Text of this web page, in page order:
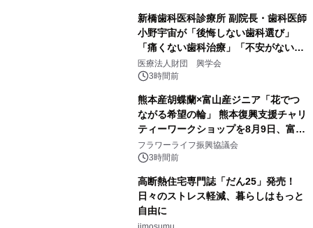
新橋歯科医科診療所 副院長・歯科医師
小野宇宙が「後悔しない歯科選び」
「痛くない歯科治療」「不安がない治
療計画」をテーマに専門監修
医療法人財団 興学会
3時間前
熊本産胡蝶蘭×富山産ジニア「花でつ
ながる希望の輪」 熊本復興支援チャリ
ティーワークショップを8月9日、富
山・射水で開催
フラワーライフ振興協議会
3時間前
高断熱住宅専門誌「だん25」発売！
日々のストレス軽減、暮らしはもっと
自由に